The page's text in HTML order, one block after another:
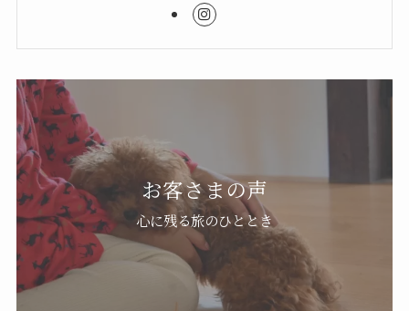
お客さまの声
心に残る旅のひととき